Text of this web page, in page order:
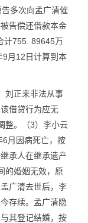
多次向孟广清催
告偿还借款本金
计755. 89645万
9月12日计算到本
刘正来非法从事
借贷行为应无
整。（3）李小云
6月因病死亡，按
承人在继承遗产
的婚姻无效，原
广清去世后，李
存续。孟广清隐
其登记结婚，按